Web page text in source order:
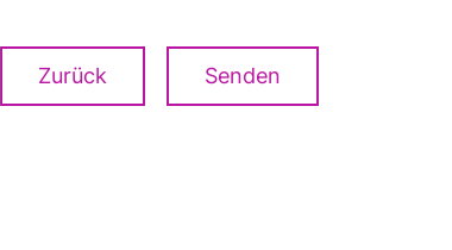
Zurück Senden